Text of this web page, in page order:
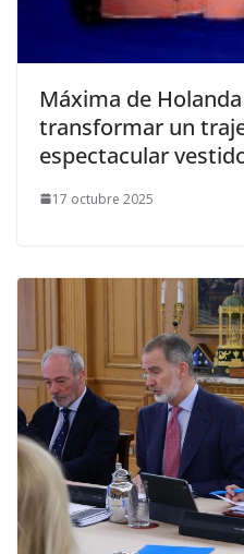
​Máxima de
transformar un
espectacular
17 octubre 2025